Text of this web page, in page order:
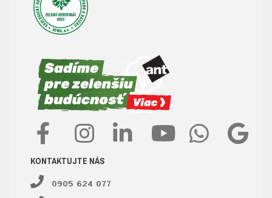
KONTAKTUJTE NÁS
0905 624 077